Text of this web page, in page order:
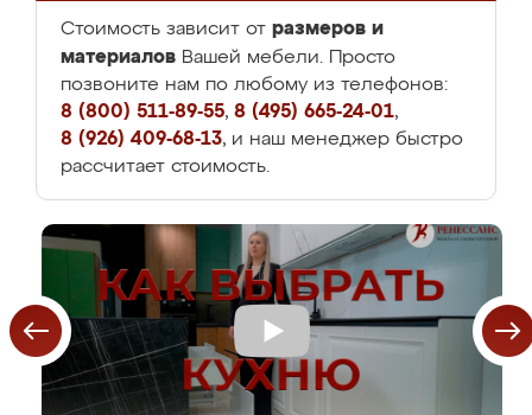
Стоимость зависит от размеров и
материалов Вашей мебели. Просто
позвоните нам по любому из телефонов:
8 (800) 511-89-55, 8 (495) 665-24-01,
8 (926) 409-68-13, и наш менеджер быстро
рассчитает стоимость.